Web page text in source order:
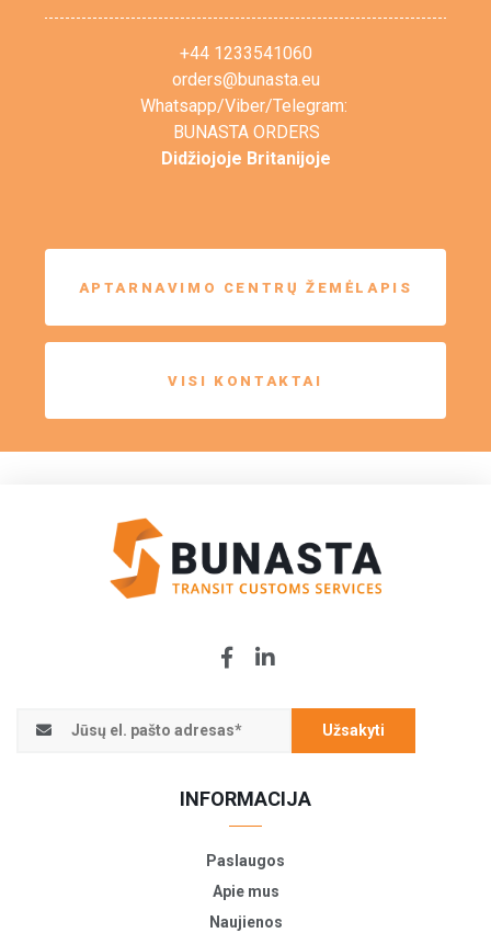
+44 1233541060
orders@bunasta.eu
Whatsapp/Viber/Telegram:
BUNASTA ORDERS
Didžiojoje Britanijoje
APTARNAVIMO CENTRŲ ŽEMĖLAPIS
VISI KONTAKTAI
Užsakyti
INFORMACIJA
Paslaugos
Apie mus
Naujienos